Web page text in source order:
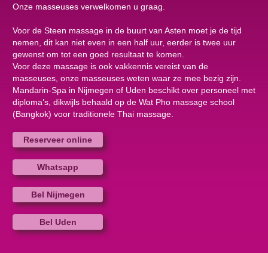
Onze masseuses verwelkomen u graag.
Voor de Steen massage in de buurt van Asten moet je de tijd
nemen, dit kan niet even in een half uur, eerder is twee uur
gewenst om tot een goed resultaat te komen.
Voor deze massage is ook vakkennis vereist van de
masseuses, onze masseuses weten waar ze mee bezig zijn.
Mandarin-Spa in Nijmegen of Uden beschikt over personeel met
diploma’s, dikwijls behaald op de Wat Pho massage school
(Bangkok) voor traditionele Thai massage.
Reserveer online
Whatsapp
Bel Nijmegen
Bel Uden